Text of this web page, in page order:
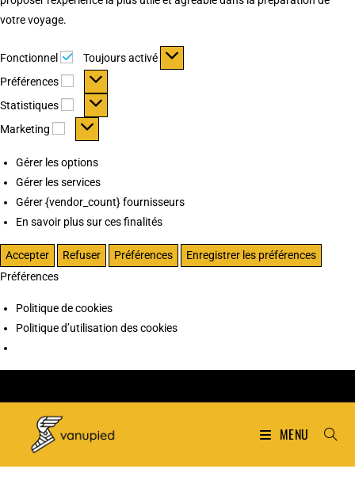
votre voyage.
Fonctionnel Fonctionnel
Toujours activé
Préférences
Préférences
Statistiques Statistiques
Marketing Marketing
Gérer les options
Gérer les services
Gérer {vendor_count} fournisseurs
En savoir plus sur ces finalités
Accepter Refuser Préférences
Enregistrer les préférences
Préférences
Politique de cookies
Politique d’utilisation des cookies
MENU